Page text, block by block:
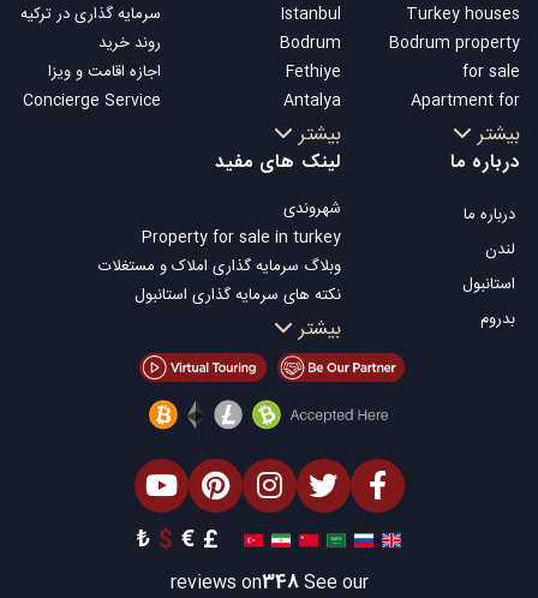
Turkey houses
Bodrum property
for sale
Apartment for
sale in Istanbul
Istanbul Villas
Apartment for
sale in Antalya
Antalya homes
بیشتر
Istanbul
Bodrum
Fethiye
Antalya
Kalkan
Alanya
Bursa
Gocek
Side
Kemer
Dalyan
Izmir
Belek
بیشتر
سرمایه گذاری در ترکیه
روند خرید
اجازه اقامت و ویزا
Concierge Service
درباره ما
درباره ما
لندن
استانبول
بدروم
لینک های مفید
شهروندی
Property for sale in turkey
وبلاگ سرمایه گذاری املاک و مستغلات
نکته های سرمایه گذاری استانبول
تلویزیون Property Turkey
املاک مناسب سرمایه گذاری استانبول
فروش ملک شما
املاک توافقی
املاک لوکس
املاک مناسب سرمایه گذاری
بیشتر
£
€
$
₺
See our
348
reviews on